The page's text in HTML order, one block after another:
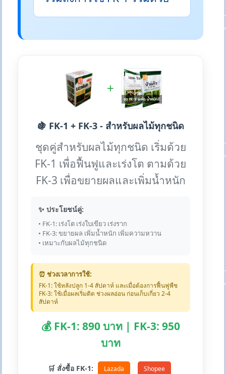
+
🍇 FK-1 + FK-3 - สำหรับผลไม้ทุกชนิด
ชุดคู่สำหรับผลไม้ทุกชนิด เริ่มด้วย
FK-1 เพื่อฟื้นฟูและเร่งโต ตามด้วย
FK-3 เพื่อขยายผลและเพิ่มน้ำหนัก
✨ ประโยชน์คู่:
• FK-1: เร่งโต เร่งใบเขียว เร่งราก
• FK-3: ขยายผล เพิ่มน้ำหนัก เพิ่มความหวาน
• เหมาะกับผลไม้ทุกชนิด
⏰ ช่วงเวลาการใช้:
FK-1: ใช้หลังปลูก 1-4 สัปดาห์ และเมื่อต้องการฟื้นฟูพืช
FK-3: ใช้เมื่อผลเริ่มติด ช่วงผลอ่อน ก่อนเก็บเกี่ยว 2-4
สัปดาห์
💰 FK-1: 890 บาท | FK-3: 950
บาท
🛒 สั่งซื้อ FK-1: Lazada Shopee